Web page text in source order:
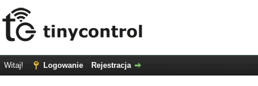
Witaj! Logowanie Rejestracja